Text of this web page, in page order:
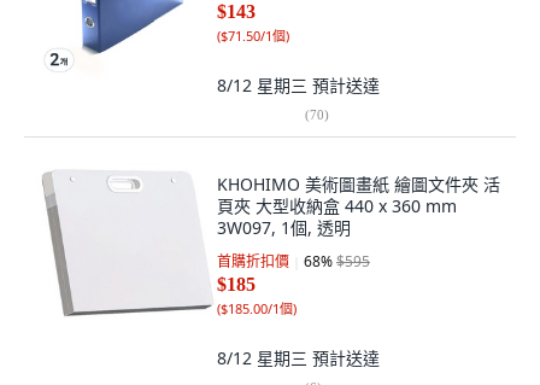
$143
($71.50/1個)
8/12 星期三 預計送達
(70)
KHOHIMO 美術圖畫紙 繪圖文件夾 活
頁夾 大型收納盒 440 x 360 mm
3W097, 1個, 透明
首購折扣價 68%$595
$185
($185.00/1個)
8/12 星期三 預計送達